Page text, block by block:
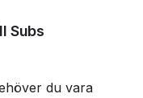
Subs
du vara